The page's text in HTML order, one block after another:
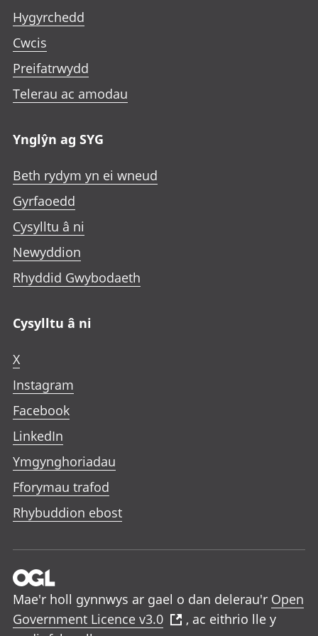
Hygyrchedd
Cwcis
Preifatrwydd
Telerau ac amodau
Ynglŷn ag SYG
Beth rydym yn ei wneud
Gyrfaoedd
Cysylltu â ni
Newyddion
Rhyddid Gwybodaeth
Cysylltu â ni
X
Instagram
Facebook
LinkedIn
Ymgynghoriadau
Fforymau trafod
Rhybuddion ebost
Mae'r holl gynnwys ar gael o dan delerau'r Open
Government Licence v3.0
, ac eithrio lle y